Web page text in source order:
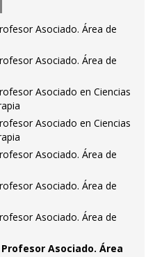
Asociado. Área de
Asociado. Área de
Asociado en Ciencias
Asociado en Ciencias
Asociado. Área de
Asociado. Área de
Asociado. Área de
Asociado. Área